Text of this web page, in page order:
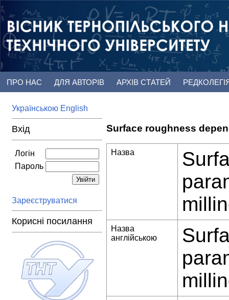
ПРО НАС ДЛЯ АВТОРІВ АРХІВ СТАТЕЙ
Українською English
Вхід
Логін
Пароль
Зареєструватися
Корисні посилання
Surface roughness
Назва
Назва
англійською